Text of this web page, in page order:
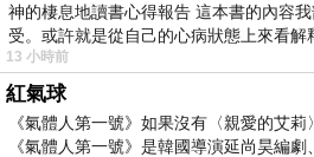
神的棲息地讀書心得報告 這本書的內容
受。或許就是從自己的心病狀態上來看解
13 小時前
紅氣球
《氣體人第一號》如果沒有〈親愛的艾莉
《氣體人第一號》是韓國導演延尚昊編